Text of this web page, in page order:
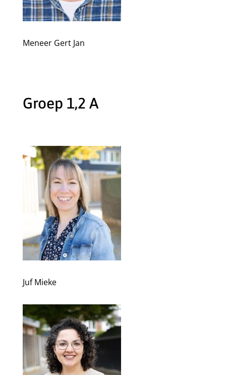
Meneer Gert Jan
Groep 1,2 A
Juf Mieke